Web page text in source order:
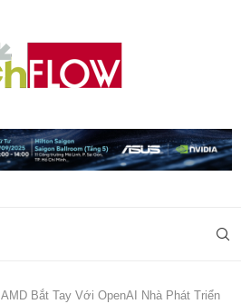
AMD Bắt Tay Với OpenAI Nhà Phát Triển